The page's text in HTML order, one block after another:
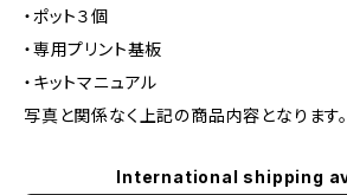
・ポット３個
・専用プリント基板
・キットマニュアル
写真と関係なく上記の商品内容となります。
International shipping